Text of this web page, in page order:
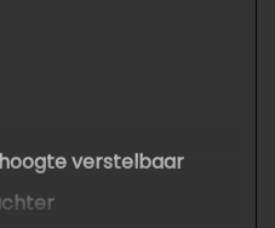
verstelbaar